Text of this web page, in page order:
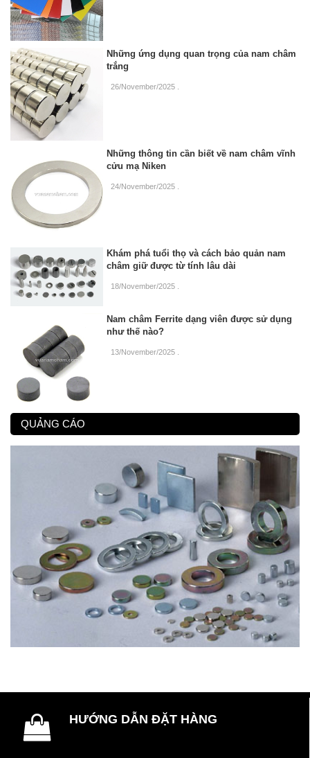
Những ứng dụng quan trọng của nam châm
trắng
26/November/2025
Những thông tin cần biết về nam châm vĩnh
cửu mạ Niken
24/November/2025
Khám phá tuổi thọ và cách bảo quản nam
châm giữ được từ tính lâu dài
18/November/2025
Nam châm Ferrite dạng viên được sử dụng
như thế nào?
13/November/2025
QUẢNG CÁO
HƯỚNG DẪN ĐẶT HÀNG